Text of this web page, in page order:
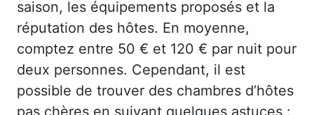
saison, les équipements proposés et la
réputation des hôtes. En moyenne,
comptez entre 50 € et 120 € par nuit pour
deux personnes. Cependant, il est
possible de trouver des chambres d’hôtes
pas chères en suivant quelques astuces :